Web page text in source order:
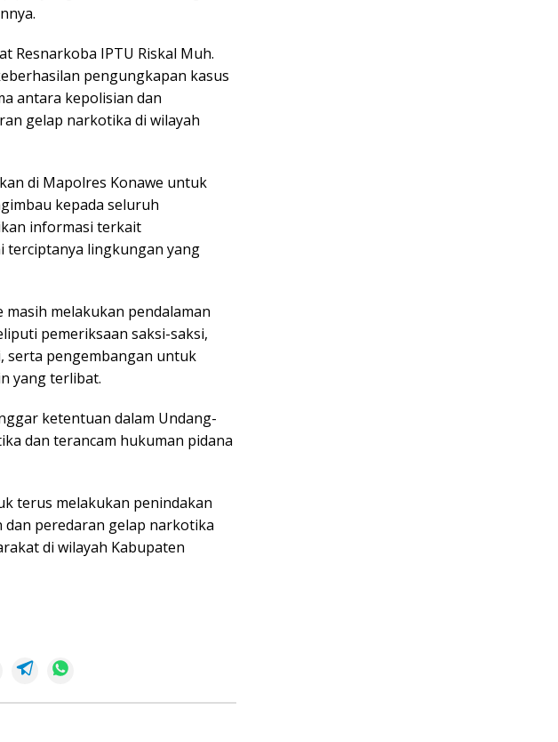
Resnarkoba IPTU Riskal Muh.
pengungkapan kasus
antara kepolisian dan
gelap narkotika di wilayah
di Mapolres Konawe untuk
kepada seluruh
informasi terkait
terciptanya lingkungan yang
melakukan pendalaman
pemeriksaan saksi-saksi,
pengembangan untuk
yang terlibat.
ketentuan dalam Undang-
dan terancam hukuman pidana
terus melakukan penindakan
peredaran gelap narkotika
di wilayah Kabupaten